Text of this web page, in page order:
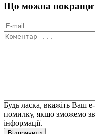
Що можна
Будь ласка, вкажіть
помилку, якщо зможемо
інформації.